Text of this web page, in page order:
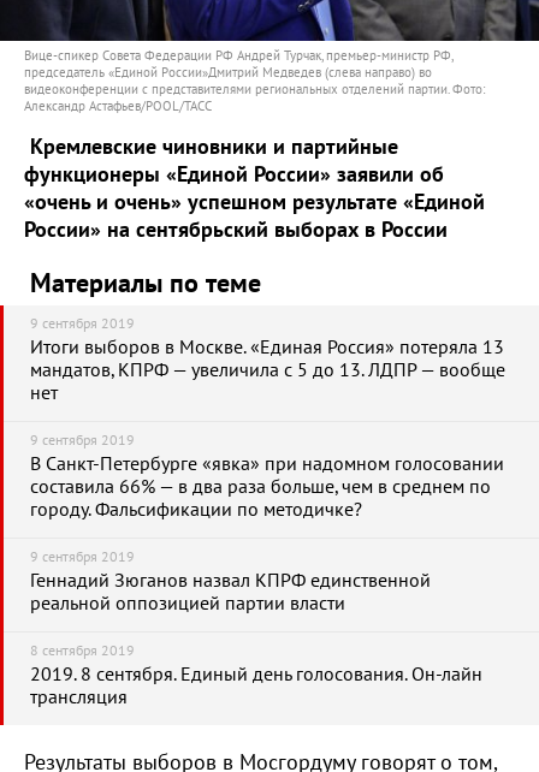
Вице-спикер Совета Федерации РФ Андрей Турчак, премьер-министр РФ,
председатель «Единой России»Дмитрий Медведев (слева направо) во
видеоконференции с представителями региональных отделений партии. Фото:
Александр Астафьев/POOL/ТАСС
Кремлевские чиновники и партийные
функционеры «Единой России» заявили об
«очень и очень» успешном результате «Единой
России» на сентябрьский выборах в России
Материалы по теме
9 сентября 2019
Итоги выборов в Москве. «Единая Россия» потеряла 13
мандатов, КПРФ — увеличила с 5 до 13. ЛДПР — вообще
нет
9 сентября 2019
В Санкт-Петербурге «явка» при надомном голосовании
составила 66% — в два раза больше, чем в среднем по
городу. Фальсификации по методичке?
9 сентября 2019
Геннадий Зюганов назвал КПРФ единственной
реальной оппозицией партии власти
8 сентября 2019
2019. 8 сентября. Единый день голосования. Он-лайн
трансляция
Результаты выборов в Мосгордуму говорят о том,